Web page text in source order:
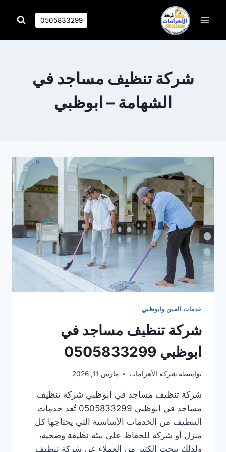
0505833299
شركة تنظيف مساجد في
الشهامة – ابوظبي
خدمات العين وابوظبي
شركة تنظيف مساجد في
ابوظبي 0505833299
بواسطة شركة الأهرامات مارس 11, 2026
شركة تنظيف مساجد في ابوظبي شركة تنظيف
مساجد في ابوظبي 0505833299 تُعد خدمات
التنظيف من الخدمات الأساسية التي يحتاجها كل
منزل أو شركة للحفاظ على بيئة نظيفة وصحية،
ولذلك يبحث الكثير من العملاء عن شركة تنظيف